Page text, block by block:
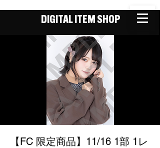
DIGITAL ITEM SHOP
【FC 限定商品】11/16 1部 1レ